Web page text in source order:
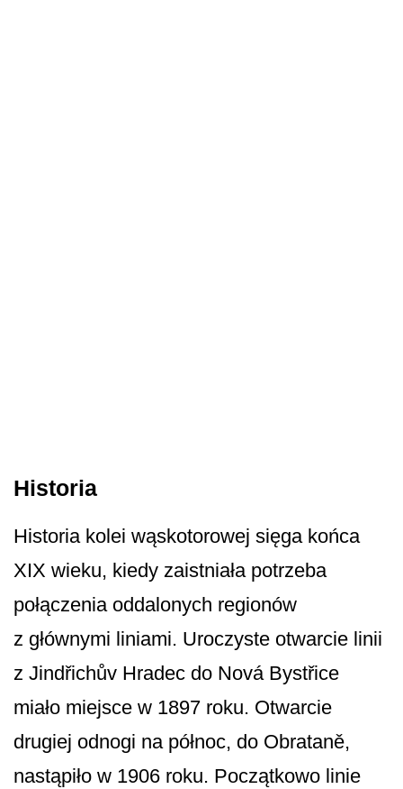
Historia
Historia kolei wąskotorowej sięga końca
XIX wieku, kiedy zaistniała potrzeba
połączenia oddalonych regionów
z głównymi liniami. Uroczyste otwarcie linii
z Jindřichův Hradec do Nová Bystřice
miało miejsce w 1897 roku. Otwarcie
drugiej odnogi na północ, do Obrataně,
nastąpiło w 1906 roku. Początkowo linie